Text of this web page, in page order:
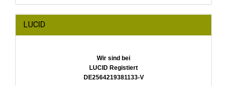
LUCID
Wir sind bei
LUCID Registiert
DE2564219381133-V